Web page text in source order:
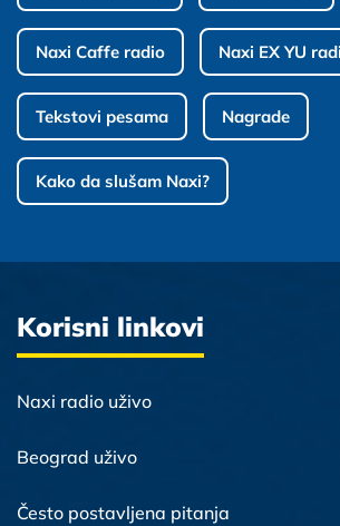
Naxi Caffe radio Naxi EX YU
Tekstovi pesama Nagrade
Kako da slušam Naxi?
Korisni linkovi
Naxi radio uživo
Beograd uživo
Često postavljena pitanja